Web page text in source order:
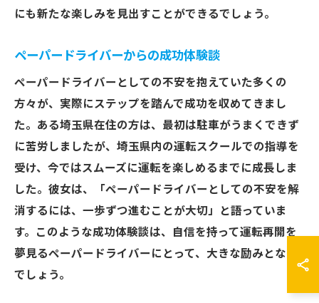
にも新たな楽しみを見出すことができるでしょう。
ペーパードライバーからの成功体験談
ペーパードライバーとしての不安を抱えていた多くの
方々が、実際にステップを踏んで成功を収めてきまし
た。ある埼玉県在住の方は、最初は駐車がうまくできず
に苦労しましたが、埼玉県内の運転スクールでの指導を
受け、今ではスムーズに運転を楽しめるまでに成長しま
した。彼女は、「ペーパードライバーとしての不安を解
消するには、一歩ずつ進むことが大切」と語っていま
す。このような成功体験談は、自信を持って運転再開を
夢見るペーパードライバーにとって、大きな励みとなる
でしょう。